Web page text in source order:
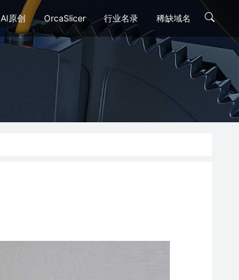
AI原创 OrcaSlicer 行业名录 稀缺域名